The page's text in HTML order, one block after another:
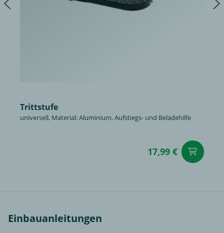
Trittstufe
universell, Material: Aluminium, Aufstiegs- und Beladehilfe
17,99 €
Einbauanleitungen